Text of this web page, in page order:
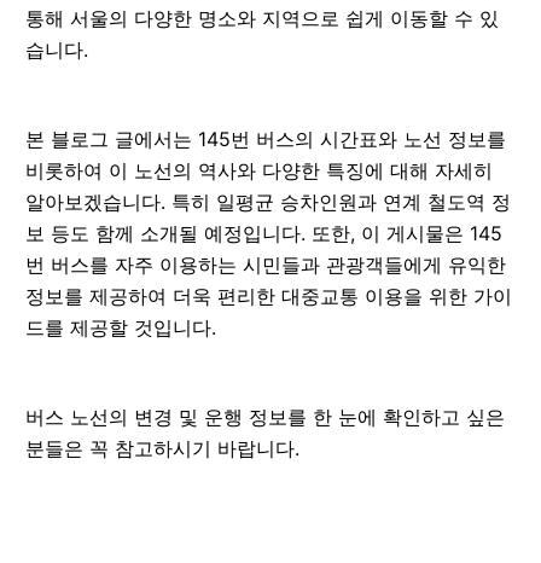
통해 서울의 다양한 명소와 지역으로 쉽게 이동할 수 있
습니다.
본 블로그 글에서는 145번 버스의 시간표와 노선 정보를
비롯하여 이 노선의 역사와 다양한 특징에 대해 자세히
알아보겠습니다. 특히 일평균 승차인원과 연계 철도역 정
보 등도 함께 소개될 예정입니다. 또한, 이 게시물은 145
번 버스를 자주 이용하는 시민들과 관광객들에게 유익한
정보를 제공하여 더욱 편리한 대중교통 이용을 위한 가이
드를 제공할 것입니다.
버스 노선의 변경 및 운행 정보를 한 눈에 확인하고 싶은
분들은 꼭 참고하시기 바랍니다.